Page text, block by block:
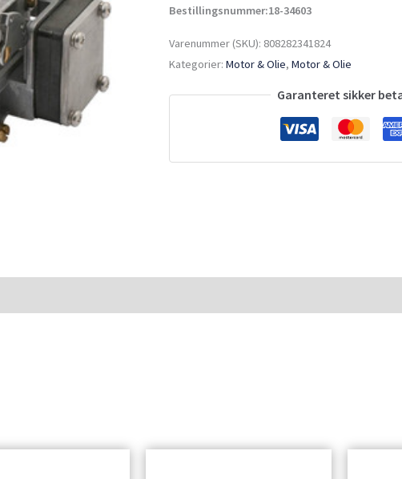
Bestillingsnummer:18-34603
Varenummer (SKU): 808282341824
Kategorier:Motor & Olie,Motor & Olie
Garanteret sikker